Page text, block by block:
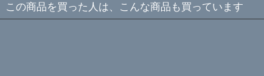
この商品を買った人は、こんな商品も買っています